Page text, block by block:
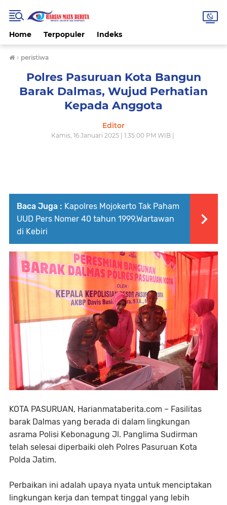
Home Terpopuler Indeks
› peristiwa
Polres Pasuruan Kota Bangun
Barak Dalmas, Wujud Perhatian
Kepada Anggota
Editor
Kamis, 16 Januari 2025 | 1:35:00 PM WIB |
Baca Juga : Kapolres Mojokerto Tak Paham
UUD Pers Nomer 40 tahun 1999,Wartawan
di Kebiri
KOTA PASURUAN, Harianmataberita.com – Fasilitas
barak Dalmas yang berada di dalam lingkungan
asrama Polisi Kebonagung Jl. Panglima Sudirman
telah selesai diperbaiki oleh Polres Pasuruan Kota
Polda Jatim.
Perbaikan ini adalah upaya nyata untuk menciptakan
lingkungan kerja dan tempat tinggal yang lebih